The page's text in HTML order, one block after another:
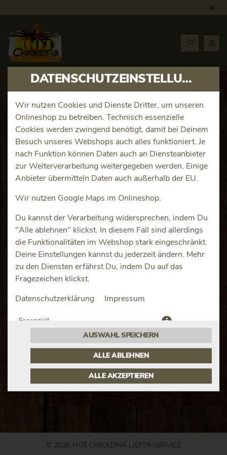
DATENSCHUTZEINSTELLUNGEN
Wir nutzen Cookies und Dienste Dritter, um unseren
Onlineshop zu betreiben. Technisch essenzielle
Cookies werden zwingend benötigt, damit bei Deinem
Besuch unseres Webshops auch alles funktioniert. Je
nach Funktion können Daten auch an Diensteanbieter
zur Weiterverarbeitung weitergegeben werden. Einige
Anbieter übermitteln Daten auch außerhalb der EU.
Wir nutzen Google Maps im Onlineshop.
Du kannst der Verarbeitung widersprechen, indem Du
"Alle ablehnen" klickst. In diesem Fall sind allerdings
die Funktionalitäten im Webshop stark eingeschränkt.
Deine Einstellungen kannst du jederzeit ändern. Mehr
zu den Diensten erfährst Du, indem Du auf das
Fragezeichen klickst.
Datenschutzerklärung Impressum
Essenziell
AUSWAHL SPEICHERN
ALLE ABLEHNEN
ALLE AKZEPTIEREN
Artikeldetails
Dönerteller Kalb nur Fleisch
Produktinfos
JETZT BESTELLEN
© 2026 HOT CHICKERIA LIEFERSERVICE